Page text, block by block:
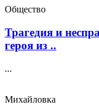
Общество
Трагедия и
героя из ..
...
Михайловка